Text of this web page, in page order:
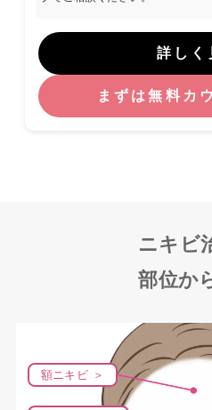
詳しく
まずは無料カ
ニキビ
部位か
額ニキビ ＞